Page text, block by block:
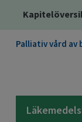
Palliativ vård av